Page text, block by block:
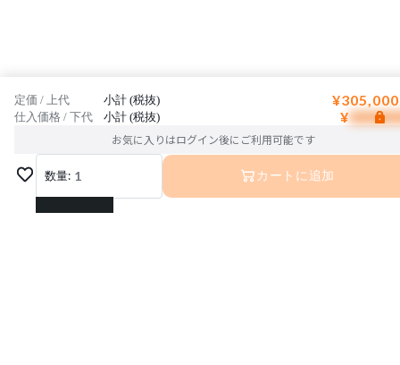
定価 / 上代 小計 (税抜)
仕入価格 / 下代 小計 (税抜) ¥
お気に入りはログイン後にご利用可能です
数量: 1
1
カートに追加